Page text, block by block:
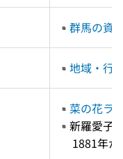
群馬の資
地域・行
菜の花ラ
新羅愛子
1881年